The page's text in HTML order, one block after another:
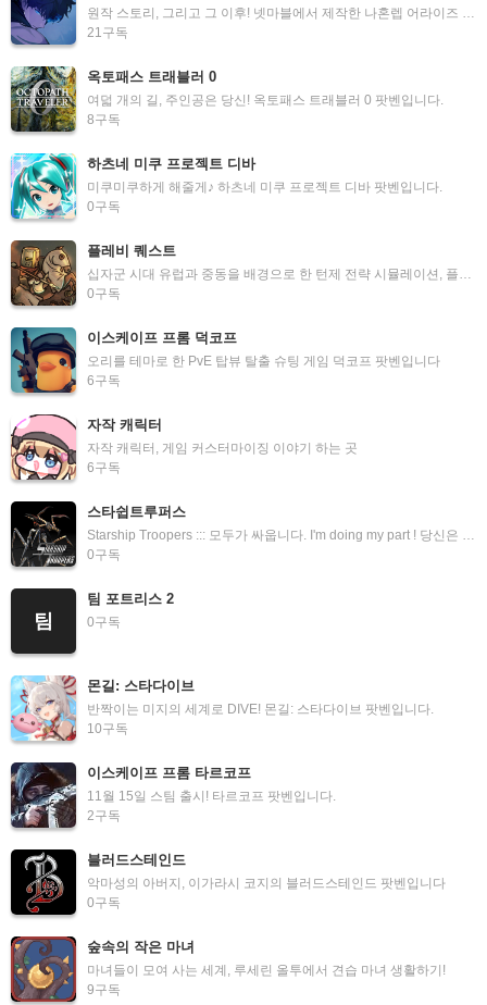
원작 스토리, 그리고 그 이후! 넷마블에서 제작한 나혼렙 어라이즈 오버드라이브 팟벤입니다
21구독
옥토패스 트래블러 0
여덟 개의 길, 주인공은 당신! 옥토패스 트래블러 0 팟벤입니다.
8구독
하츠네 미쿠 프로젝트 디바
미쿠미쿠하게 해줄게♪ 하츠네 미쿠 프로젝트 디바 팟벤입니다.
0구독
플레비 퀘스트
십자군 시대 유럽과 중동을 배경으로 한 턴제 전략 시뮬레이션, 플레비 퀘스트 팟벤입니다
0구독
이스케이프 프롬 덕코프
오리를 테마로 한 PvE 탑뷰 탈출 슈팅 게임 덕코프 팟벤입니다
6구독
자작 캐릭터
자작 캐릭터, 게임 커스터마이징 이야기 하는 곳
6구독
스타쉽트루퍼스
Starship Troopers ::: 모두가 싸웁니다. I'm doing my part ! 당신은 당신의 일을 하고 있습니까?
0구독
팀
팀 포트리스 2
0구독
몬길: 스타다이브
반짝이는 미지의 세계로 DIVE! 몬길: 스타다이브 팟벤입니다.
10구독
이스케이프 프롬 타르코프
11월 15일 스팀 출시! 타르코프 팟벤입니다.
2구독
블러드스테인드
악마성의 아버지, 이가라시 코지의 블러드스테인드 팟벤입니다
0구독
숲속의 작은 마녀
마녀들이 모여 사는 세계, 루세린 올투에서 견습 마녀 생활하기!
9구독